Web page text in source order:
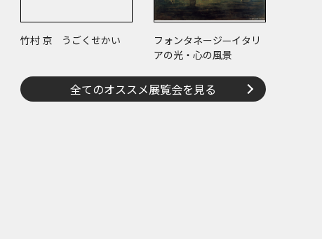
竹村 京 うごくせかい
フォンタネージ—イタリ
アの光・心の風景
全てのオススメ展覧会を見る